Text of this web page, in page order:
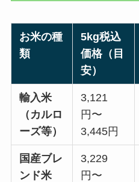
お米の種
類
5kg税込
価格（目
安）
輸入米
（カルロ
ーズ等）
3,121
円〜
3,445円
国産ブレ
ンド米
3,229
円〜